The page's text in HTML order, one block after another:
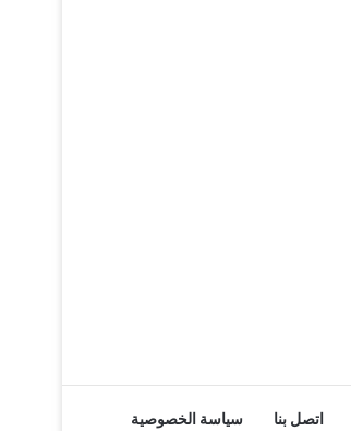
اتصل بنا سياسة الخصوصية